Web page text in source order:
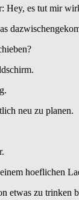
Hey, es tut mir
neu zu planen.
hoeflichen
etwas zu trinken